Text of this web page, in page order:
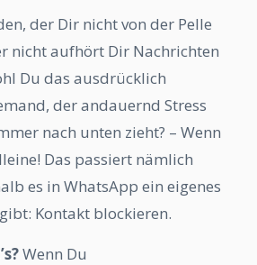
der Dir nicht von der Pelle
nicht aufhört Dir Nachrichten
Du das ausdrücklich
der andauernd Stress
nach unten zieht? – Wenn
Das passiert nämlich
es in WhatsApp ein eigenes
Kontakt blockieren.
Wenn Du